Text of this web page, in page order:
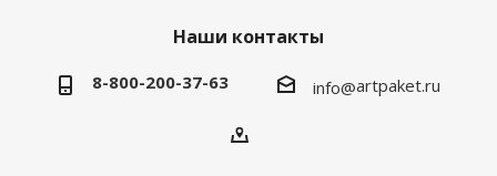
Наши контакты
8-800-200-37-63 info@artpaket.ru